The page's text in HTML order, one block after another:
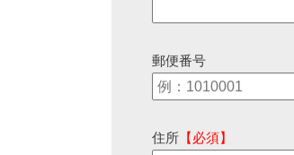
郵便番号
住所 【必須】